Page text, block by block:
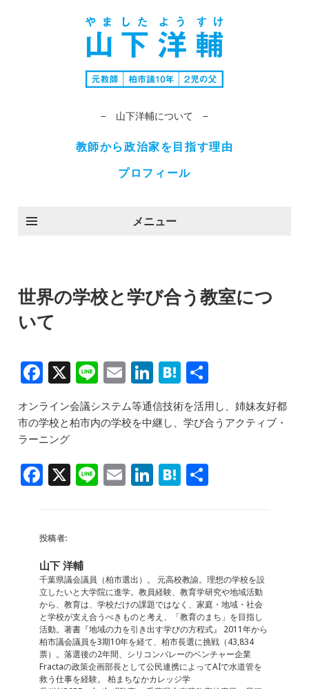
− 山下洋輔について −
教師から政治家を目指す理由
プロフィール
メニュー
世界の学校と学び合う教室につ
いて
F
a
c
e
b
o
k
X Li
e
E
m
ai
Li
n
k
dI
n
H
at
e
a
有
オンライン会議システム等通信技術を活用し、姉妹友好都
市の学校と柏市内の学校を中継し、学び合うアクティブ・
ラーニング
F
e
b
o
o
k
X Li E Li
n
H
投稿者:
山下 洋輔
千葉県議会議員（柏市選出）。 元高校教諭。理想の学校を設
立したいと大学院に進学。教員経験、教育学研究や地域活動
から、教育は、学校だけの課題ではなく、家庭・地域・社会
と学校が支え合うべきものと考え、「教育のまち」を目指し
活動。著書『地域の力を引き出す学びの方程式』 2011年から
柏市議会議員を3期10年を経て、柏市長選に挑戦（43,834
票）。落選後の2年間、シリコンバレーのベンチャー企業
Fractaの政策企画部長として公民連携によってAIで水道管を
救う仕事を経験。 柏まちなかカレッジ学